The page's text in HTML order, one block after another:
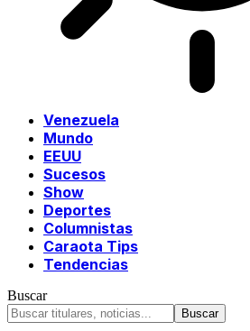
Venezuela
Mundo
EEUU
Sucesos
Show
Deportes
Columnistas
Caraota Tips
Tendencias
Buscar